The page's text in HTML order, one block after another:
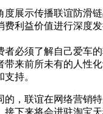
展示传播联谊防滑
利益价值进行深度
必须了解自己爱车
来前所未有的人性
持。
，联谊在网络营销
下来将会进驻淘宝